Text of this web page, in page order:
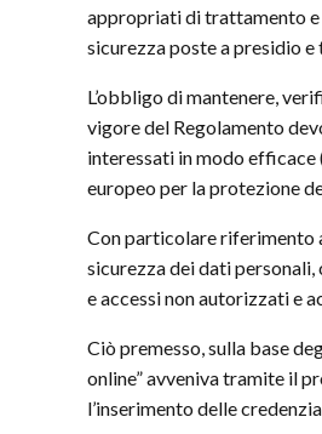
appropriati di trattamento
sicurezza poste a presidio
L’obbligo di mantenere,
vigore del Regolamento
interessati in modo
europeo per la protezione
Con particolare riferimento
sicurezza dei dati
e accessi non autorizzati e
Ciò premesso, sulla base
online” avveniva tramite il
l’inserimento delle